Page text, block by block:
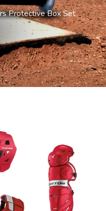
Protective Box Set